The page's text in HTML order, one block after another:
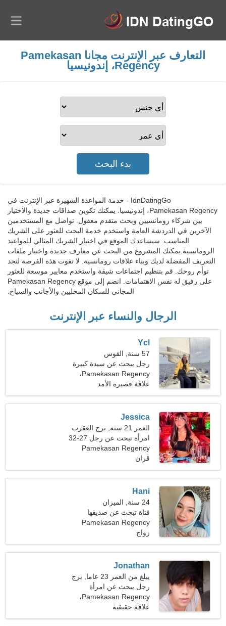
التعارف عبر الإنترنت مجانا Pamekasan
Regency، إندونيسيا
IdnDatingGo - خدمة المواعدة الشهيرة عبر الإنترنت في
Pamekasan Regency، إندونيسيا. يمكنك تكوين صداقات جديدة والاختيار
بين شركاء رومانسيين وبحث متقدم معقول. تواصل مع المستخدمين
الآخرين في الدردشة العامة واستخدم خدمة البحث للعثور على الشريك
المناسب. سيساعدك الموقع في اختيار الشريك المثالي للمواعيد
الرومانسية.يمكنك المشروع من البحث عن معارف جديدة واختيار ملفات
التعريف المفضلة لديك وبناء علاقات رومانسية. لا تفوت هذه الفرصة لتجد
توأم روحك. قم بتنظيم اجتماعات شيقة واستخدم معايير موسعة للعثور
على رفيق له نفس الاهتمامات. انضم إلى موقع Pamekasan Regency
المجاني للسكان المحليين والأجانب والسياح.
الرجال والنساء عبر الإنترنت
Ycl
57 سنة, القوس
رجل يبحث عن سيدة كبيرة
Pamekasan Regency،
إندونيسيا
علاقة قصيرة الأمد
Jessica
العمر 21 سنة, برج العقرب
امرأة تبحث عن رجل 27-32
Pamekasan Regency
قران
Hani
24 سنة, الميزان
فتاة تبحث عن صديقها
Pamekasan Regency
زواج
Jonathan
يبلغ من العمر 23 عاما, برج
الحمل
رجل يبحث عن امرأة
Pamekasan Regency،
إندونيسيا
علاقة حقيقية